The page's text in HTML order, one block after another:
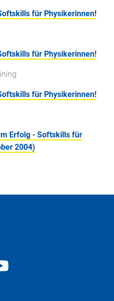
für Physikerinnen!
für Physikerinnen!
für Physikerinnen!
Erfolg - Softskills für
2004)